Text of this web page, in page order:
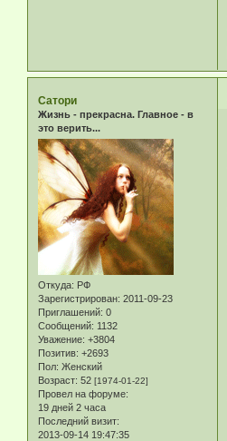
Сатори
Жизнь - прекрасна. Главное - в
это верить...
Откуда: РФ
Зарегистрирован: 2011-09-23
Приглашений: 0
Сообщений: 1132
Уважение: +3804
Позитив: +2693
Пол: Женский
Возраст: 52 [1974-01-22]
Провел на форуме:
19 дней 2 часа
Последний визит:
2013-09-14 19:47:35